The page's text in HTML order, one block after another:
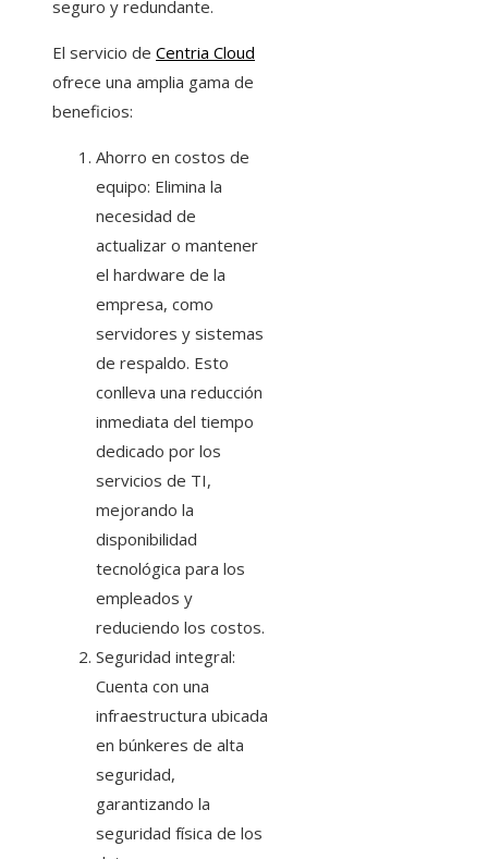
seguro y redundante.
El servicio de Centria Cloud
ofrece una amplia gama de
beneficios:
Ahorro en costos de
equipo: Elimina la
necesidad de
actualizar o mantener
el hardware de la
empresa, como
servidores y sistemas
de respaldo. Esto
conlleva una reducción
inmediata del tiempo
dedicado por los
servicios de TI,
mejorando la
disponibilidad
tecnológica para los
empleados y
reduciendo los costos.
Seguridad integral:
Cuenta con una
infraestructura ubicada
en búnkeres de alta
seguridad,
garantizando la
seguridad física de los